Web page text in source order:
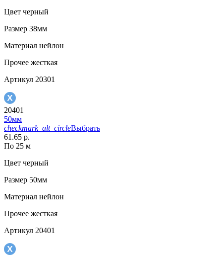
Цвет черный
Размер 38мм
Материал нейлон
Прочее жесткая
Артикул 20301
20401
50мм
checkmark_alt_circleВыбрать
61.65 р.
По 25 м
Цвет черный
Размер 50мм
Материал нейлон
Прочее жесткая
Артикул 20401